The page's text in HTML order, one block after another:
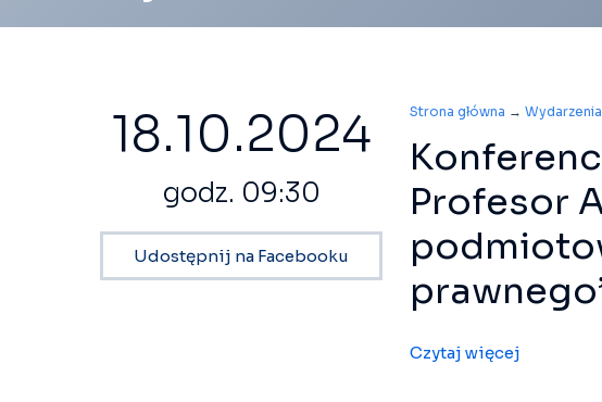
18.10.2024
godz. 09:30
Udostępnij na Facebooku
Strona główna →
Profesor
Czytaj więcej